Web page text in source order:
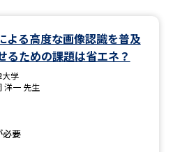
テレメール全国一斉進学調査
よる高度な画像認識を普及
るための課題は省エネ？
学
洋一 先生
必要